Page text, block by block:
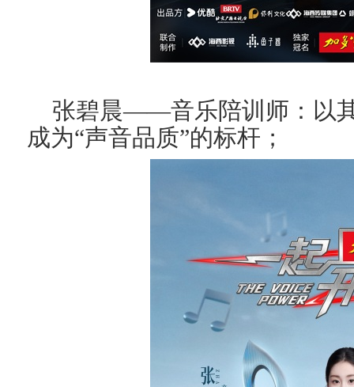
张碧晨——音乐陪训师： 以
成为“声音品质”的标杆；